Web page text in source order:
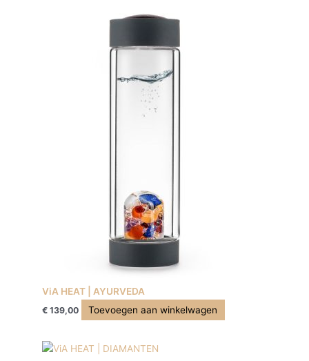
ViA HEAT | AYURVEDA
€ 139,00 Toevoegen aan winkelwagen